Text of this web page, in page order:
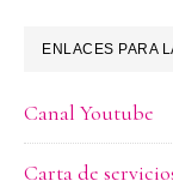
ENLACES PARA
Canal Youtube
Carta de